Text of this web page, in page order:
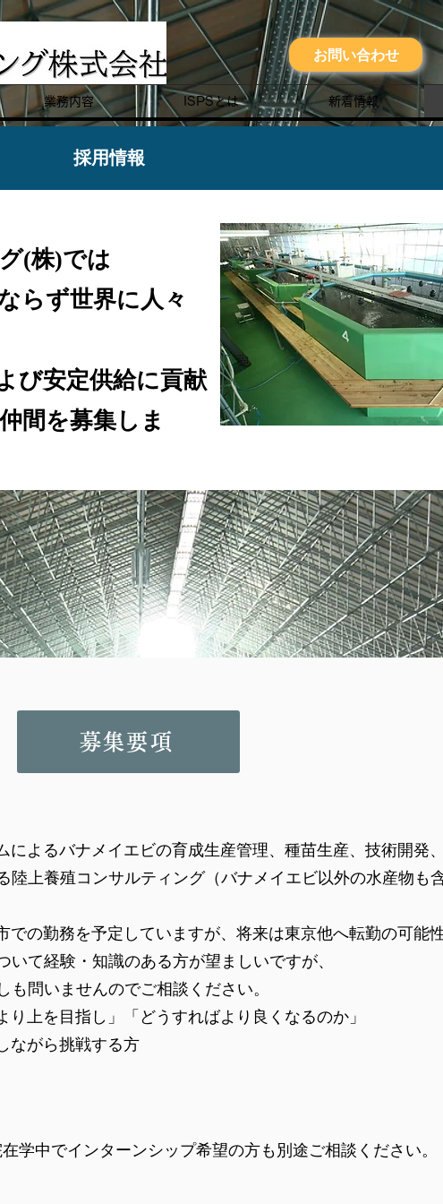
お問い合わせ
業務内容 ISPSとは 新着情報
採用情報
(株)では
らず世界に人々
び安定供給に貢献
間を募集しま
募集要項
によるバナメイエビの育成生産管理、種苗生産、技術開発
陸上養殖コンサルティング（バナメイエビ以外の水産物も
での勤務を予定していますが、将来は東京他へ転勤の可能
いて経験・知識のある方が望ましいですが、
も問いませんのでご相談ください。
り上を目指し」「どうすればより良くなるのか」
ながら挑戦する方
学中でインターンシップ希望の方も別途ご相談ください。